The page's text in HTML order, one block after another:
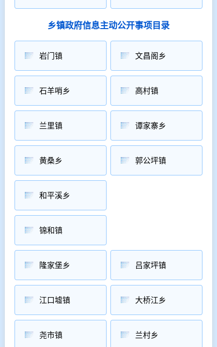
乡镇政府信息主动公开事项目录
岩门镇 文昌阁乡
石羊哨乡 高村镇
兰里镇 谭家寨乡
黄桑乡 郭公坪镇
和平溪乡
锦和镇
隆家堡乡 吕家坪镇
江口墟镇 大桥江乡
尧市镇 兰村乡